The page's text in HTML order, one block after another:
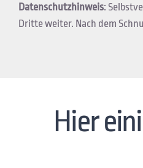
Datenschutzhinweis:
Dritte weiter. Nach dem
Hier